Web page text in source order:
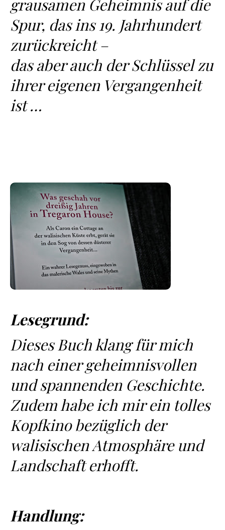
grausamen Geheimnis auf die
Spur, das ins 19. Jahrhundert
zurückreicht –
das aber auch der Schlüssel zu
ihrer eigenen Vergangenheit
ist …
Lesegrund:
Dieses Buch klang für mich
nach einer geheimnisvollen
und spannenden Geschichte.
Zudem habe ich mir ein tolles
Kopfkino bezüglich der
walisischen Atmosphäre und
Landschaft erhofft.
Handlung: